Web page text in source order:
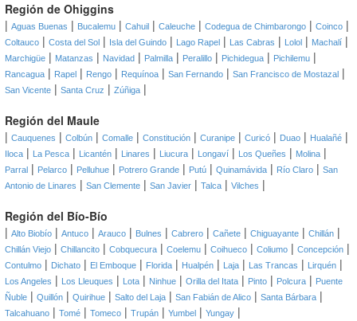
Región de Ohiggins
| Aguas Buenas | Bucalemu | Cahuil | Caleuche | Codegua de Chimbarongo | Coinco |
Coltauco | Costa del Sol | Isla del Guindo | Lago Rapel | Las Cabras | Lolol | Machalí |
Marchigüe | Matanzas | Navidad | Palmilla | Peralillo | Pichidegua | Pichilemu |
Rancagua | Rapel | Rengo | Requínoa | San Fernando | San Francisco de Mostazal |
San Vicente | Santa Cruz | Zúñiga |
Región del Maule
| Cauquenes | Colbún | Comalle | Constitución | Curanipe | Curicó | Duao | Hualañé |
Iloca | La Pesca | Licantén | Linares | Liucura | Longaví | Los Queñes | Molina |
Parral | Pelarco | Pelluhue | Potrero Grande | Putú | Quinamávida | Río Claro | San
Antonio de Linares | San Clemente | San Javier | Talca | Vilches |
Región del Bío-Bío
| Alto Biobío | Antuco | Arauco | Bulnes | Cabrero | Cañete | Chiguayante | Chillán |
Chillán Viejo | Chillancito | Cobquecura | Coelemu | Coihueco | Coliumo | Concepción |
Contulmo | Dichato | El Emboque | Florida | Hualpén | Laja | Las Trancas | Lirquén |
Los Angeles | Los Lleuques | Lota | Ninhue | Orilla del Itata | Pinto | Polcura | Puente
Ñuble | Quillón | Quirihue | Salto del Laja | San Fabián de Alico | Santa Bárbara |
Talcahuano | Tomé | Tomeco | Trupán | Yumbel | Yungay |